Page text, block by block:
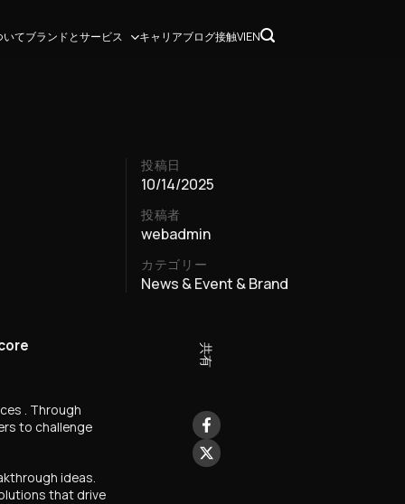
いてブランドとサービス キャリアブログ接触VIEN
投稿日
10/14/2025
投稿者
webadmin
カテゴリー
News & Event & Brand
. Through
to challenge
ideas.
that drive
共有
Facebook
Sharing
X